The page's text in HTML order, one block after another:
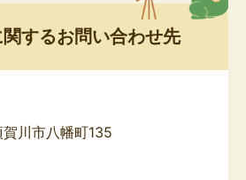
するお問い合わせ先
川市八幡町135